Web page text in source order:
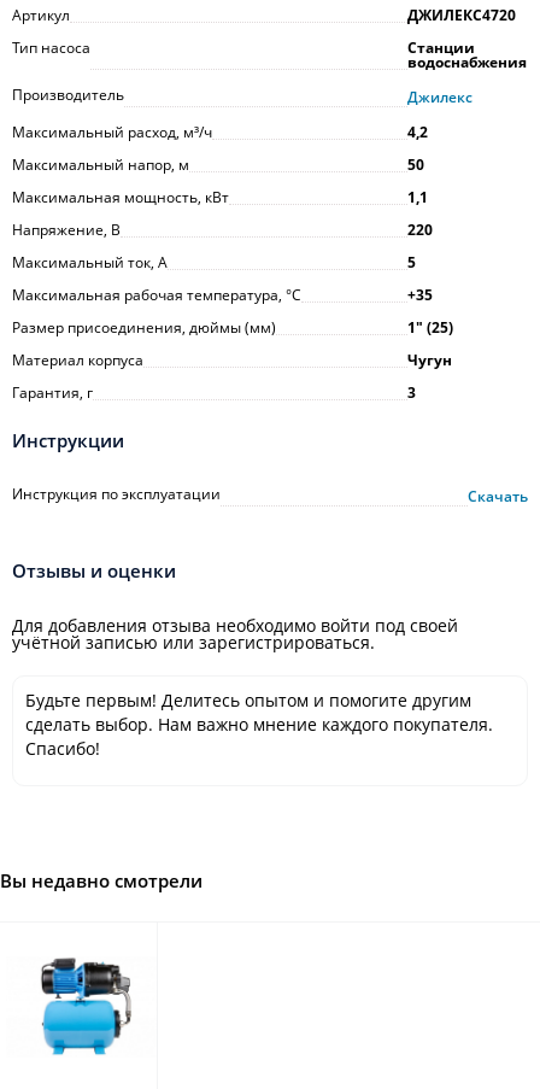
Артикул
ДЖИЛЕКС4720
Тип насоса
Станции
водоснабжения
Производитель
Джилекс
Максимальный расход, м³/ч
4,2
Максимальный напор, м
50
Максимальная мощность, кВт
1,1
Напряжение, В
220
Максимальный ток, А
5
Максимальная рабочая температура, °С
+35
Размер присоединения, дюймы (мм)
1ʺ (25)
Материал корпуса
Чугун
Гарантия, г
3
Инструкции
Инструкция по эксплуатации Скачать
Отзывы и оценки
Для добавления отзыва необходимо войти под своей
учётной записью или зарегистрироваться.
Будьте первым! Делитесь опытом и помогите другим
сделать выбор. Нам важно мнение каждого покупателя.
Спасибо!
Вы недавно смотрели